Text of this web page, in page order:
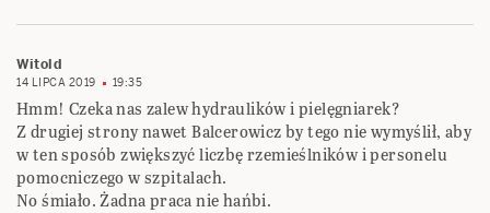
Witold
14 LIPCA 2019 19:35
Hmm! Czeka nas zalew hydraulików i pielęgniarek?
Z drugiej strony nawet Balcerowicz by tego nie wymyślił, aby
w ten sposób zwiększyć liczbę rzemieślników i personelu
pomocniczego w szpitalach.
No śmiało. Żadna praca nie hańbi.